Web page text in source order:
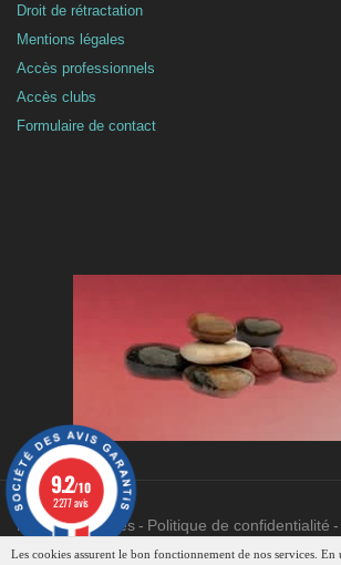
Droit de rétractation
Mentions légales
Accès professionnels
Accès clubs
Formulaire de contact
Mentions légales Politique de confidentialité
Les cookies assurent le bon fonctionnement de nos services.
9.2/10
2277 avis